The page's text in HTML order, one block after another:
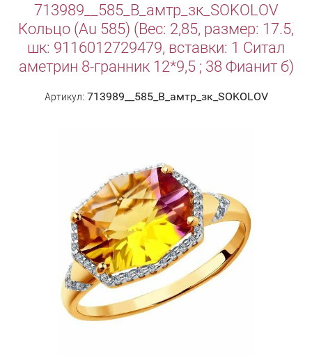
713989__585_В_амтр_зк_SOKOLOV
Кольцо (Au 585) (Вес: 2,85, размер: 17.5,
шк: 9116012729479, вставки: 1 Ситал
аметрин 8-гранник 12*9,5 ; 38 Фианит б)
Артикул:713989__585_В_амтр_зк_SOKOLOV